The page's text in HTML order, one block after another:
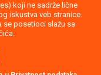
koji ne sadrže lične
iskustva veb stranice.
se posetioci slažu sa